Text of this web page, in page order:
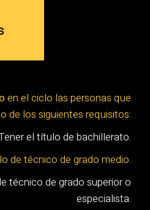
en el ciclo las personas que
de los siguientes requisitos:
el título de bachillerato.
de técnico de grado medio.
técnico de grado superior o
especialista.